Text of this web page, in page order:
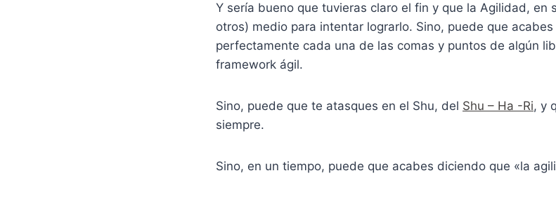
Y sería bueno que tuvieras claro el fin y que la Agilidad, en
otros) medio para intentar lograrlo. Sino, puede que
perfectamente cada una de las comas y puntos de algún
framework ágil.
Sino, puede que te atasques en el Shu, del Shu – Ha -Ri, y
siempre.
Sino, en un tiempo, puede que acabes diciendo que «la